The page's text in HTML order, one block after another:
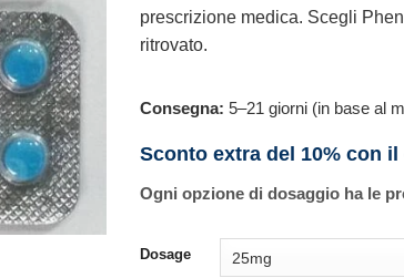
prescrizione medica. Scegli
ritrovato.
Consegna: 5–21 giorni (in base al
Sconto extra del 10% con
Ogni opzione di dosaggio ha le
Dosage